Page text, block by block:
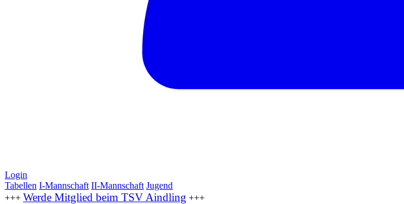
Login
Tabellen I-Mannschaft II-Mannschaft Jugend
+++ Werde Mitglied beim TSV Aindling +++